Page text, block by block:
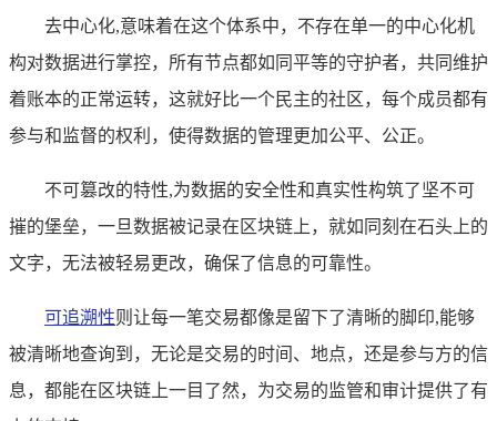
去中心化,意味着在这个体系中，不存在单一的中心化机
构对数据进行掌控，所有节点都如同平等的守护者，共同维护
着账本的正常运转，这就好比一个民主的社区，每个成员都有
参与和监督的权利，使得数据的管理更加公平、公正。
不可篡改的特性,为数据的安全性和真实性构筑了坚不可
摧的堡垒，一旦数据被记录在区块链上，就如同刻在石头上的
文字，无法被轻易更改，确保了信息的可靠性。
可追溯性则让每一笔交易都像是留下了清晰的脚印,能够
被清晰地查询到，无论是交易的时间、地点，还是参与方的信
息，都能在区块链上一目了然，为交易的监管和审计提供了有